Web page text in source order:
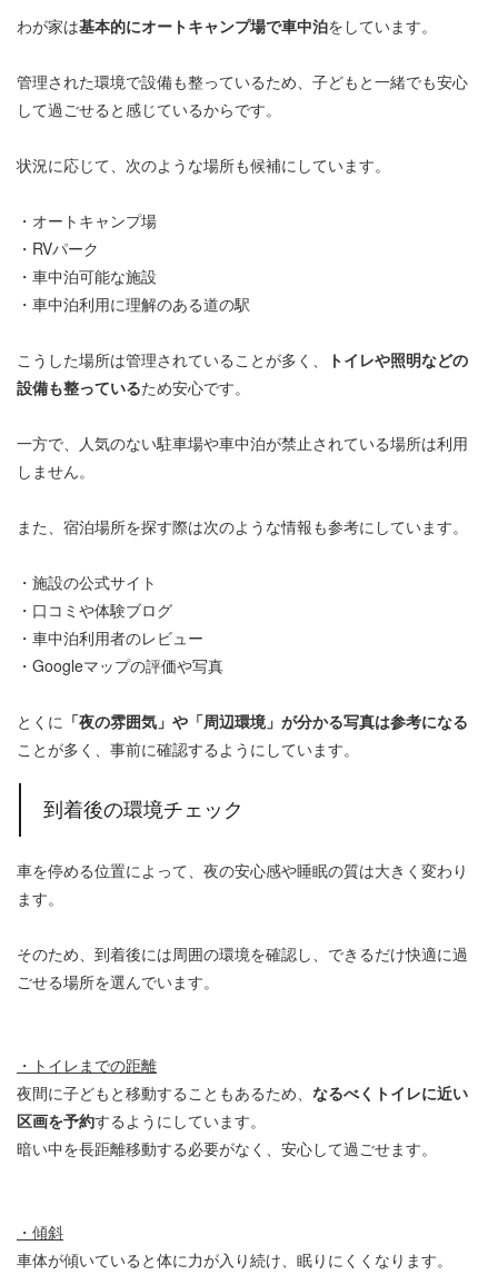
わが家は基本的にオートキャンプ場で車中泊をしています。
管理された環境で設備も整っているため、子どもと一緒でも安心
して過ごせると感じているからです。
状況に応じて、次のような場所も候補にしています。
・オートキャンプ場
・RVパーク
・車中泊可能な施設
・車中泊利用に理解のある道の駅
こうした場所は管理されていることが多く、
トイレや照明などの
設備も整っているため安心です。
一方で、人気のない駐車場や車中泊が禁止されている場所は利用
しません。
また、宿泊場所を探す際は次のような情報も参考にしています。
・施設の公式サイト
・口コミや体験ブログ
・車中泊利用者のレビュー
・Googleマップの評価や写真
とくに 「夜の雰囲気」や「周辺環境」が分かる写真は参考になる
ことが多く、事前に確認するようにしています。
到着後の環境チェック
車を停める位置によって、夜の安心感や睡眠の質は大きく変わり
ます。
そのため、到着後には周囲の環境を確認し、できるだけ快適に過
ごせる場所を選んでいます。
・トイレまでの距離
夜間に子どもと移動することもあるため、 なるべくトイレに近い
区画を予約するようにしています。
暗い中を長距離移動する必要がなく、安心して過ごせます。
・傾斜
車体が傾いていると体に力が入り続け、眠りにくくなります。